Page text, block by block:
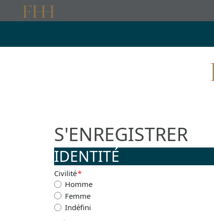
S'ENREGISTRER
IDENTITÉ
Civilité*
Homme
Femme
Indéfini